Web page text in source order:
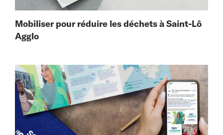
Mobiliser pour réduire les déchets à Saint-Lô
Agglo